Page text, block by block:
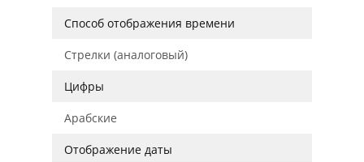
Способ отображения времени
Стрелки (аналоговый)
Цифры
Арабские
Отображение даты